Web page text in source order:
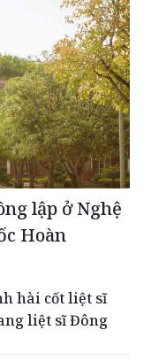
lập ở Nghệ
Hoàn
hài cốt liệt sĩ
liệt sĩ Đông